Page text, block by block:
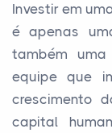
Investir em
é apenas
também
equipe que
crescimento
capital